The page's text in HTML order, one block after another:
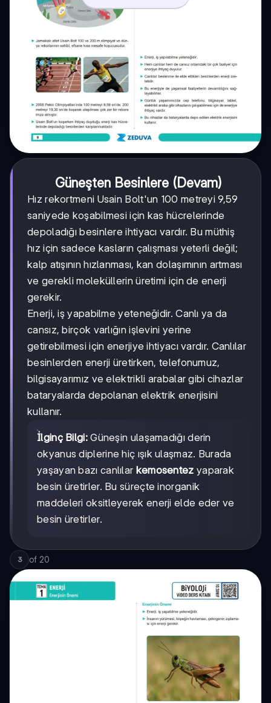
Güneşten Besinlere (Devam)
Hız rekortmeni Usain Bolt'un 100 metreyi 9,59
saniyede koşabilmesi için kas hücrelerinde
depoladığı besinlere ihtiyacı vardır. Bu müthiş
hız için sadece kasların çalışması yeterli değil;
kalp atışının hızlanması, kan dolaşımının artması
ve gerekli moleküllerin üretimi için de enerji
gerekir.
Enerji, iş yapabilme yeteneğidir. Canlı ya da
cansız, birçok varlığın işlevini yerine
getirebilmesi için enerjiye ihtiyacı vardır. Canlılar
besinlerden enerji üretirken, telefonumuz,
bilgisayarımız ve elektrikli arabalar gibi cihazlar
bataryalarda depolanan elektrik enerjisini
kullanır.
İlginç Bilgi:Güneşin ulaşamadığı derin
okyanus diplerine hiç ışık ulaşmaz. Burada
yaşayan bazı canlılar kemosentez yaparak
besin üretirler. Bu süreçte inorganik
maddeleri oksitleyerek enerji elde eder ve
besin üretirler.
3 of 20